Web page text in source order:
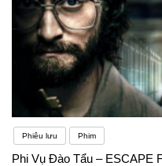
Phiêu lưu Phim
Phi Vụ Đào Tẩu – ESCAPE